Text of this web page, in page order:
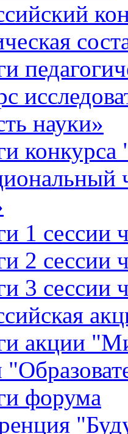
науки»
1 сессии
2 сессии
3 сессии
акции
форума